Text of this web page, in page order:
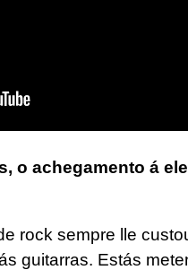
o achegamento á
rock sempre lle
guitarras. Estás